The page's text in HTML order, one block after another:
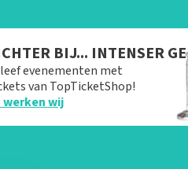
BIJ... INTENSER
evenementen met
van TopTicketShop!
werken wij